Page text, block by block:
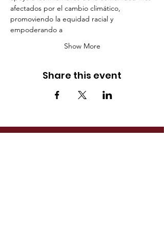
afectados por el cambio climático,
promoviendo la equidad racial y
empoderando a
Show More
Share this event